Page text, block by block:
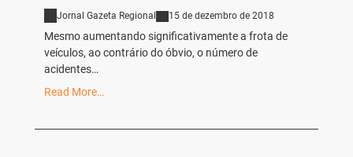
Jornal Gazeta Regional 15 de dezembro de 2018
Mesmo aumentando significativamente a frota de
veículos, ao contrário do óbvio, o número de
acidentes…
Read More…